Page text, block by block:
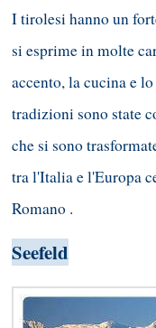
I tirolesi hanno un
si esprime in molte
accento, la cucina e
tradizioni sono state
che si sono
tra l'Italia e l'Europa
Romano .
Seefeld